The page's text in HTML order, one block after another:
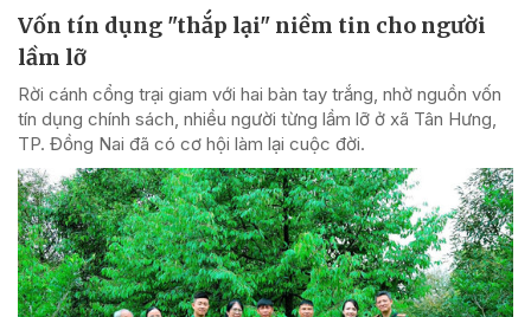
Vốn tín dụng "thắp lại" niềm tin cho người
lầm lỡ
Rời cánh cổng trại giam với hai bàn tay trắng, nhờ nguồn vốn
tín dụng chính sách, nhiều người từng lầm lỡ ở xã Tân Hưng,
TP. Đồng Nai đã có cơ hội làm lại cuộc đời.